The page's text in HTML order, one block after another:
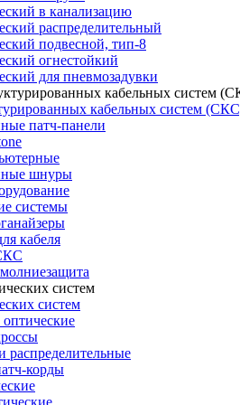
в канализацию
распределительный
подвесной, тип-8
огнестойкий
для пневмозадувки
кабельных систем
патч-панели
шнуры
системы
кабеля
систем
распределительные
корды